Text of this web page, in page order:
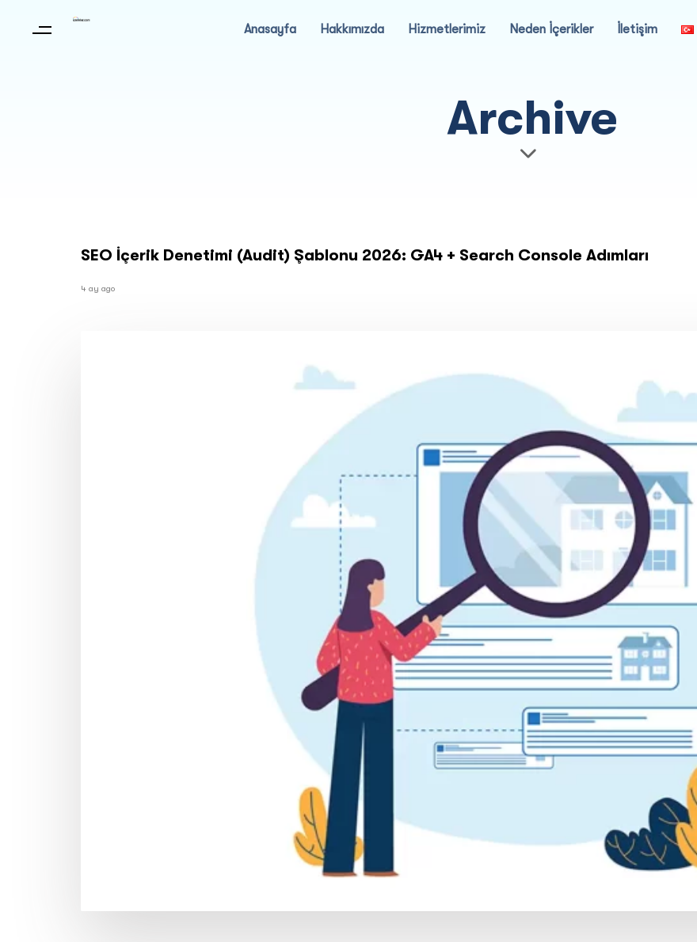
Anasayfa Hakkımızda Hizmetlerimiz Neden İçerikler İletişim
Archive
SEO İçerik Denetimi (Audit) Şablonu 2026: GA4 + Search Console Adımları
4 ay ago